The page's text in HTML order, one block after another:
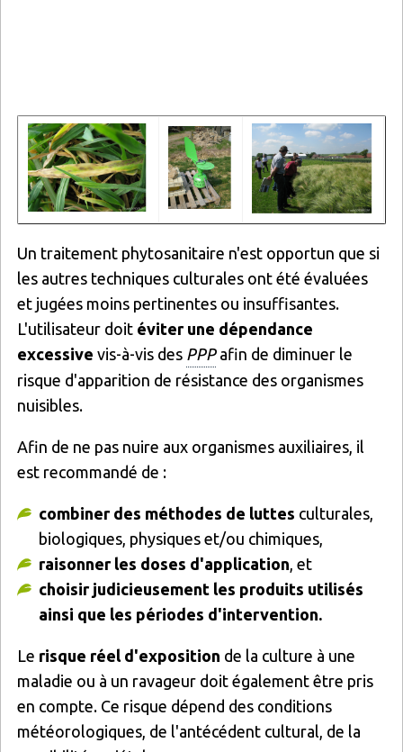
Image Image Image
Un traitement phytosanitaire n'est opportun que si
les autres techniques culturales ont été évaluées
et jugées moins pertinentes ou insuffisantes.
L'utilisateur doit éviter une dépendance
excessive vis-à-vis des PPPafin de diminuer le
risque d'apparition de résistance des organismes
nuisibles.
Afin de ne pas nuire aux organismes auxiliaires, il
est recommandé de :
combiner des méthodes de luttes culturales,
biologiques, physiques et/ou chimiques,
raisonner les doses d'application , et
choisir judicieusement les produits utilisés
ainsi que les périodes d'intervention.
Le risque réel d'exposition de la culture à une
maladie ou à un ravageur doit également être pris
en compte. Ce risque dépend des conditions
météorologiques, de l'antécédent cultural, de la